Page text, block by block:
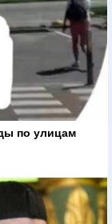
по улицам